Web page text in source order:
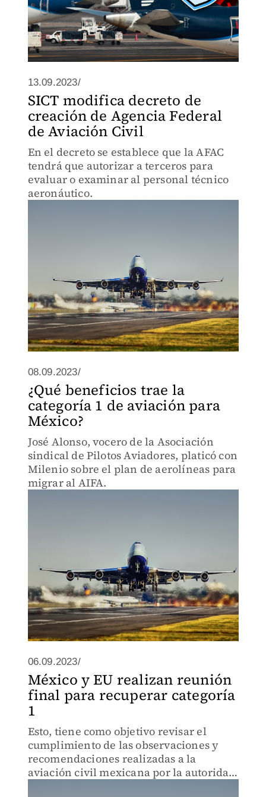
13.09.2023/
SICT modifica decreto de
creación de Agencia Federal
de Aviación Civil
En el decreto se establece que la AFAC
tendrá que autorizar a terceros para
evaluar o examinar al personal técnico
aeronáutico.
08.09.2023/
¿Qué beneficios trae la
categoría 1 de aviación para
México?
José Alonso, vocero de la Asociación
sindical de Pilotos Aviadores, platicó con
Milenio sobre el plan de aerolíneas para
migrar al AIFA.
06.09.2023/
México y EU realizan reunión
final para recuperar categoría
1
Esto, tiene como objetivo revisar el
cumplimiento de las observaciones y
recomendaciones realizadas a la
aviación civil mexicana por la autoridad